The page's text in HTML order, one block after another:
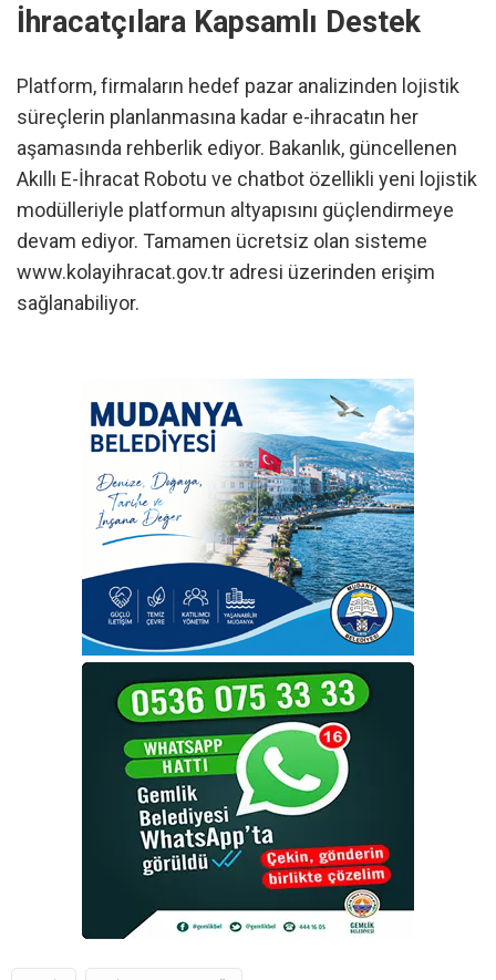
İhracatçılara Kapsamlı Destek
Platform, firmaların hedef pazar analizinden lojistik
süreçlerin planlanmasına kadar e-ihracatın her
aşamasında rehberlik ediyor. Bakanlık, güncellenen
Akıllı E-İhracat Robotu ve chatbot özellikli yeni lojistik
modülleriyle platformun altyapısını güçlendirmeye
devam ediyor. Tamamen ücretsiz olan sisteme
www.kolayihracat.gov.tr adresi üzerinden erişim
sağlanabiliyor.